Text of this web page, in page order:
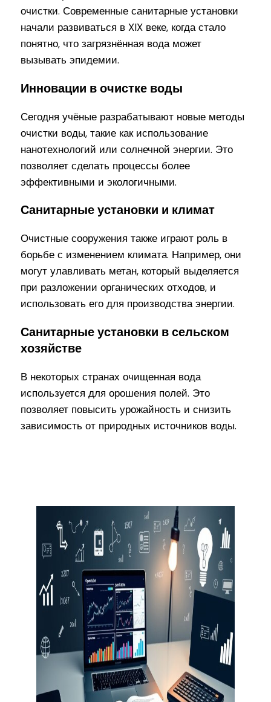
очистки. Современные санитарные установки
начали развиваться в XIX веке, когда стало
понятно, что загрязнённая вода может
вызывать эпидемии.
Инновации в очистке воды
Сегодня учёные разрабатывают новые методы
очистки воды, такие как использование
нанотехнологий или солнечной энергии. Это
позволяет сделать процессы более
эффективными и экологичными.
Санитарные установки и климат
Очистные сооружения также играют роль в
борьбе с изменением климата. Например, они
могут улавливать метан, который выделяется
при разложении органических отходов, и
использовать его для производства энергии.
Санитарные установки в сельском
хозяйстве
В некоторых странах очищенная вода
используется для орошения полей. Это
позволяет повысить урожайность и снизить
зависимость от природных источников воды.